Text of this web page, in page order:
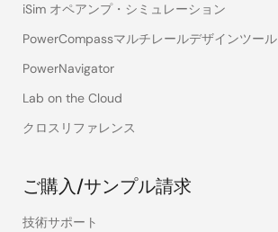
iSim オペアンプ・シミュレーション
PowerCompassマルチレールデザインツール
PowerNavigator
Lab on the Cloud
クロスリファレンス
ご購入/サンプル請求
技術サポート